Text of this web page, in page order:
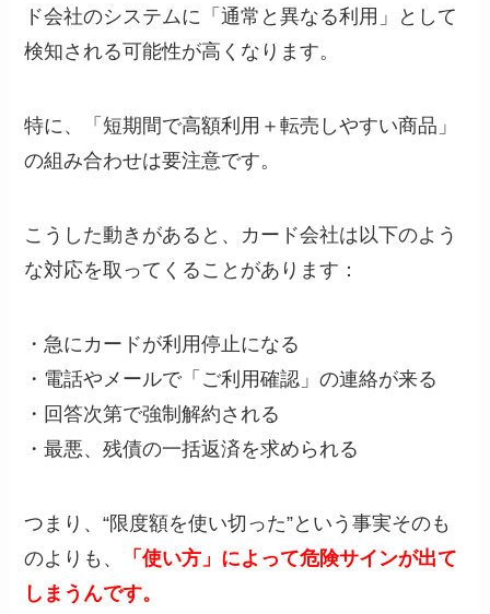
ド会社のシステムに「通常と異なる利用」として
検知される可能性が高くなります。
特に、「短期間で高額利用＋転売しやすい商品」
の組み合わせは要注意です。
こうした動きがあると、カード会社は以下のよう
な対応を取ってくることがあります：
・急にカードが利用停止になる
・電話やメールで「ご利用確認」の連絡が来る
・回答次第で強制解約される
・最悪、残債の一括返済を求められる
つまり、“限度額を使い切った”という事実そのも
のよりも、
「使い方」によって危険サインが出て
しまうんです。